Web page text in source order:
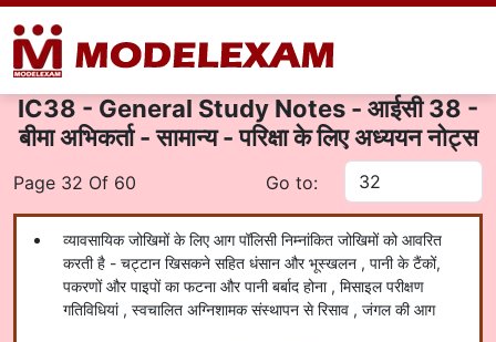
IC38 - General Study Notes - आईसी 38 -
बीमा अभिकर्ता - सामान्य - परिक्षा के लिए अध्ययन नोट्स
Page 32 Of 60 Go to:
व्यावसायिक जोखिमों के लिए आग पॉलिसी निम्नांकित जोखिमों को आवरित
करती है - चट्टान खिसकने सहित धंसान और भूस्खलन , पानी के टैंकों,
पकरणों और पाइपों का फटना और पानी बर्बाद होना , मिसाइल परीक्षण
गतिविधियां , स्वचालित अग्निशामक संस्थापन से रिसाव , जंगल की आग